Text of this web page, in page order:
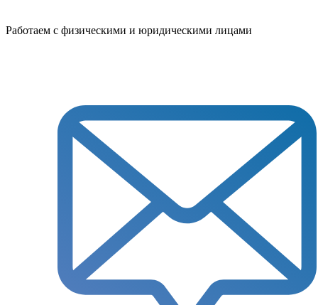
Работаем с физическими и юридическими лицами